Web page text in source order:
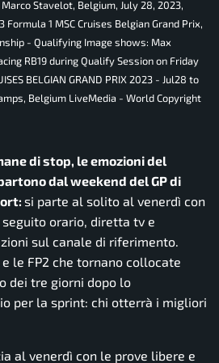
Stavelot, Belgium, July 28, 2023,
Formula 1 MSC Cruises Belgian Grand Prix,
- Qualifying Image shows: Max
RB19 during Qualify Session on Friday
BELGIAN GRAND PRIX 2023 - Jul28 to
Belgium LiveMedia - World Copyright
di stop, le emozioni del
dal weekend del GP di
si parte al solito al venerdì con
orario, diretta tv e
sul canale di riferimento.
le FP2 che tornano collocate
dei tre giorni dopo lo
per la sprint: chi otterrà i migliori
al venerdì con le prove libere e